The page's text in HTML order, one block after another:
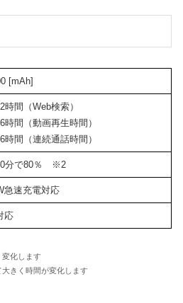
[mAh]
時間（Web検索）
時間（動画再生時間）
時間（連続通話時間）
分で80％ ※2
急速充電対応
応
化します
きく時間が変化します